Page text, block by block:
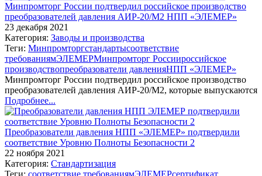
Минпромторг России подтвердил российское производство
преобразователей давления АИР-20/М2 НПП «ЭЛЕМЕР»
23 декабря 2021
Категория: Заводы и производства
Теги: Минпромторгстандартысоответствие
требованиямЭЛЕМЕРМинпромторг Россиироссийское
производствопреобразователи давленияНПП «ЭЛЕМЕР»
Минпромторг России подтвердил российское производство
преобразователей давления АИР-20/М2, которые выпускаются
Подробнее...
Преобразователи давления НПП «ЭЛЕМЕР» подтвердили
соответствие Уровню Полноты Безопасности 2
22 ноября 2021
Категория: Стандартизация
Теги: соответствие требованиямЭЛЕМЕРсертификат